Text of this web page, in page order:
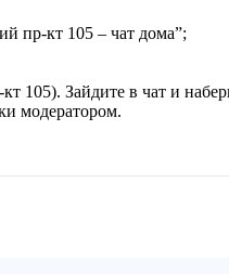
пр-кт 105 – чат дома”;
105). Зайдите в чат и
модератором.